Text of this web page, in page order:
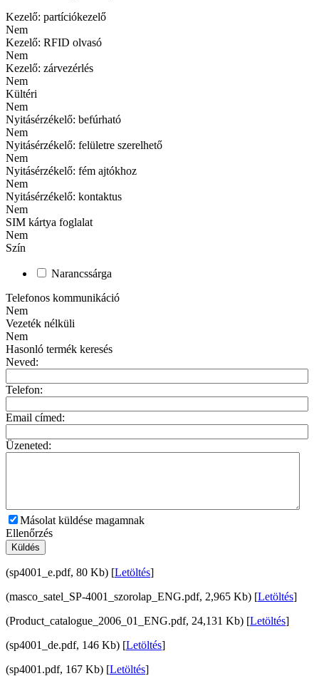
Kezelő: partíciókezelő
Nem
Kezelő: RFID olvasó
Nem
Kezelő: zárvezérlés
Nem
Kültéri
Nem
Nyitásérzékelő: befúrható
Nem
Nyitásérzékelő: felületre szerelhető
Nem
Nyitásérzékelő: fém ajtókhoz
Nem
Nyitásérzékelő: kontaktus
Nem
SIM kártya foglalat
Nem
Szín
Narancssárga
Telefonos kommunikáció
Nem
Vezeték nélküli
Nem
Hasonló termék keresés
Neved:
Telefon:
Email címed:
Üzeneted:
Másolat küldése magamnak
Ellenőrzés
Küldés
(sp4001_e.pdf, 80 Kb) [Letöltés]
(masco_satel_SP-4001_szorolap_ENG.pdf, 2,965 Kb) [Letöltés]
(Product_catalogue_2006_01_ENG.pdf, 24,131 Kb) [Letöltés]
(sp4001_de.pdf, 146 Kb) [Letöltés]
(sp4001.pdf, 167 Kb) [Letöltés]